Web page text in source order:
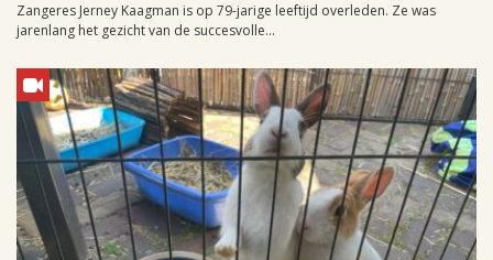
Zangeres Jerney Kaagman is op 79-jarige leeftijd overleden. Ze was
jarenlang het gezicht van de succesvolle...